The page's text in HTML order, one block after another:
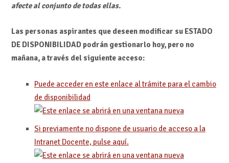
afecte al conjunto de todas ellas.
Las personas aspirantes que deseen modificar su ESTADO
DE DISPONIBILIDAD podrán gestionarlo hoy, pero no
mañana, a través del siguiente acceso:
Puede acceder en este enlace al trámite para el cambio
de disponibilidad
Si previamente no dispone de usuario de acceso a la
Intranet Docente, pulse aquí.